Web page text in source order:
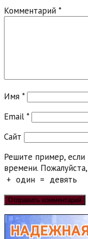
Комментарий *
Имя *
Email *
Сайт
Решите пример, если
времени.
+ один = девять